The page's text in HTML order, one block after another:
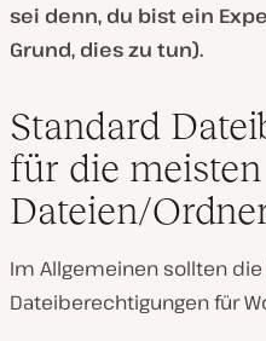
sei denn, du bist ein
Grund, dies zu tun).
Standard
für die
Dateien/
Im Allgemeinen sollten
Dateiberechtigungen für